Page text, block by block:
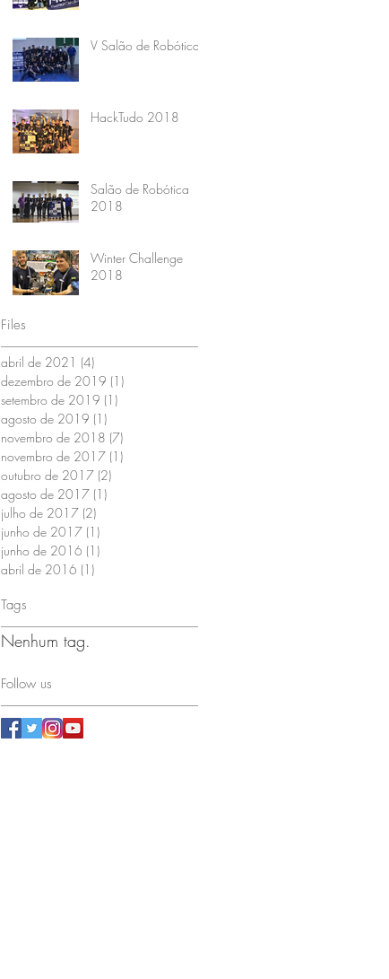
V Salão de Robótica
HackTudo 2018
Salão de Robótica
2018
Winter Challenge
2018
Files
abril de 2021 (4)
dezembro de 2019 (1)
setembro de 2019 (1)
agosto de 2019 (1)
novembro de 2018 (7)
novembro de 2017 (1)
outubro de 2017 (2)
agosto de 2017 (1)
julho de 2017 (2)
junho de 2017 (1)
junho de 2016 (1)
abril de 2016 (1)
Tags
Nenhum tag.
Follow us